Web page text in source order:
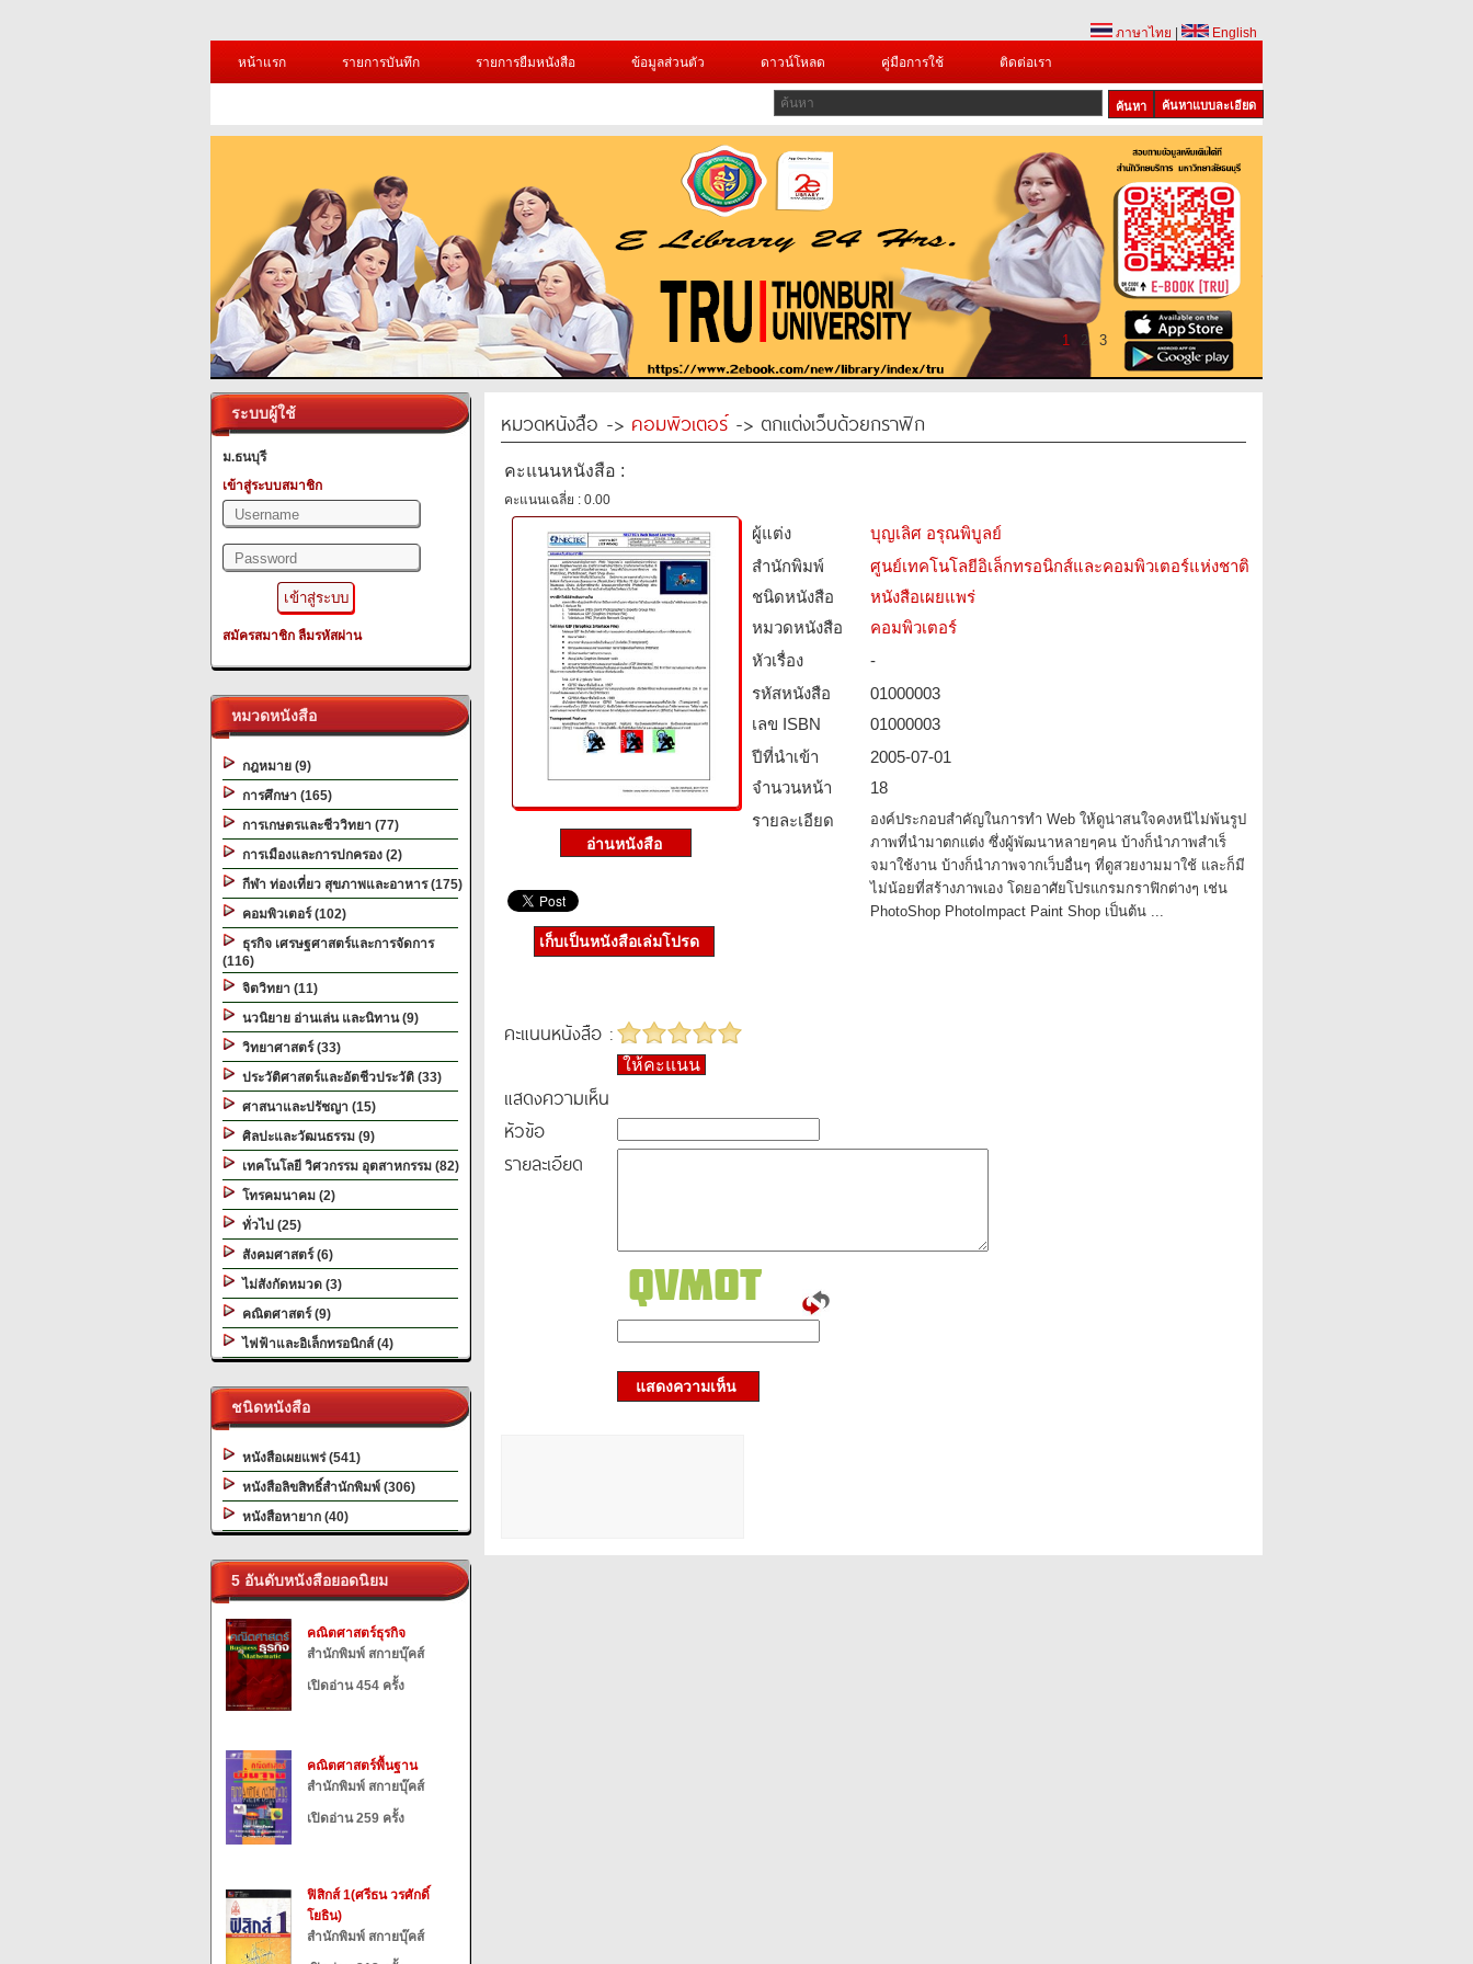
ภาษาไทย
English
หน้าแรก
รายการบันทึก รายการยืมหนังสือ ข้อมูลส่วนตัว ดาวน์โหลด คู่มือการใช้ ติดต่อเรา
ค้นหาแบบละเอียด
1 2 3
ระบบผู้ใช้
ม.ธนบุรี
เข้าสู่ระบบสมาชิก
สมัครสมาชิก ลืมรหัสผ่าน
หมวดหนังสือ
กฎหมาย (9)
การศึกษา (165)
การเกษตรและชีววิทยา (77)
การเมืองและการปกครอง (2)
กีฬา ท่องเที่ยว สุขภาพและอาหาร (175)
คอมพิวเตอร์ (102)
ธุรกิจ เศรษฐศาสตร์และการจัดการ
(116)
จิตวิทยา (11)
นวนิยาย อ่านเล่น และนิทาน (9)
วิทยาศาสตร์ (33)
ประวัติศาสตร์และอัตชีวประวัติ (33)
ศาสนาและปรัชญา (15)
ศิลปะและวัฒนธรรม (9)
เทคโนโลยี วิศวกรรม อุตสาหกรรม (82)
โทรคมนาคม (2)
ทั่วไป (25)
สังคมศาสตร์ (6)
ไม่สังกัดหมวด (3)
คณิตศาสตร์ (9)
ไฟฟ้าและอิเล็กทรอนิกส์ (4)
ชนิดหนังสือ
หนังสือเผยแพร่ (541)
หนังสือลิขสิทธิ์สำนักพิมพ์ (306)
หนังสือหายาก (40)
5 อันดับหนังสือยอดนิยม
คณิตศาสตร์ธุรกิจ
สำนักพิมพ์ สกายบุ๊คส์
เปิดอ่าน 454 ครั้ง
คณิตศาสตร์พื้นฐาน
สำนักพิมพ์ สกายบุ๊คส์
เปิดอ่าน 259 ครั้ง
ฟิสิกส์ 1(ศรีธน วรศักดิ์
โยธิน)
สำนักพิมพ์ สกายบุ๊คส์
หมวดหนังสือ -> คอมพิวเตอร์-> ตกแต่งเว็บด้วยกราฟิก
คะแนนหนังสือ :
คะแนนเฉลี่ย : 0.00
ผู้แต่ง
บุญเลิศ อรุณพิบูลย์
สำนักพิมพ์
ศูนย์เทคโนโลยีอิเล็กทรอนิกส์และคอมพิวเตอร์แห่งชาติ
ชนิดหนังสือ­
หนังสือเผยแพร่
หมวดหนังสือ­
คอมพิวเตอร์
หัวเรื่อง
-
รหัสหนังสือ­
01000003
เลข ISBN
01000003
ปีที่นำเข้า
2005-07-01
จำนวนหน้า
18
รายละเอียด
องค์ประกอบสําคัญในการทํา Web ให้ดูน่าสนใจคงหนีไม่พ้นรูป
ภาพที่นํามาตกแต่ง ซึ่งผู้พัฒนาหลายๆคน บ้างก็นําภาพสําเร็
จมาใช้งาน บ้างก็นําภาพจากเว็บอื่นๆ ที่ดูสวยงามมาใช้ และก็มี
ไม่น้อยที่สร้างภาพเอง โดยอาศัยโปรแกรมกราฟิกต่างๆ เช่น
PhotoShop PhotoImpact Paint Shop เป็นต้น ...
เก็บเป็นหนังสือเล่มโปรด
คะแนนหนังสือ :
ให้คะแนน
แสดงความเห็น
หัวข้อ
รายละเอียด
แสดงความเห็น